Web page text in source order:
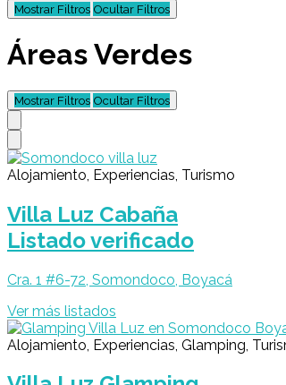
Mostrar Filtros Ocultar Filtros
Áreas Verdes
Mostrar Filtros Ocultar Filtros
Alojamiento, Experiencias, Turismo
Villa Luz Cabaña
Listado verificado
Cra. 1 #6-72, Somondoco, Boyacá
Ver más listados
Alojamiento, Experiencias, Glamping,